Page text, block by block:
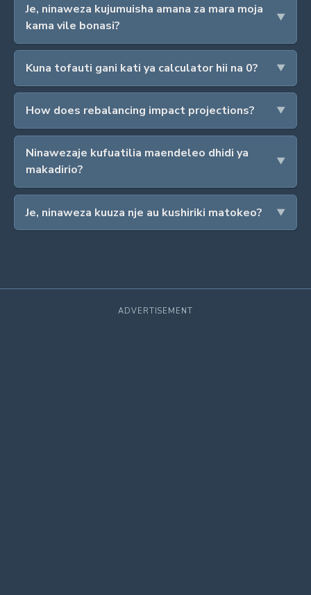
Je, ninaweza kujumuisha amana za mara moja
kama vile bonasi?
Kuna tofauti gani kati ya calculator hii na 0?
How does rebalancing impact projections?
Ninawezaje kufuatilia maendeleo dhidi ya
makadirio?
Je, ninaweza kuuza nje au kushiriki matokeo?
ADVERTISEMENT